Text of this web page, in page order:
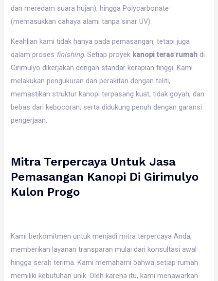
dan meredam suara hujan), hingga Polycarbonate
(memasukkan cahaya alami tanpa sinar UV).
Keahlian kami tidak hanya pada pemasangan, tetapi juga
dalam proses finishing. Setiap proyek kanopi teras rumah di
Girimulyo dikerjakan dengan standar kerapian tinggi. Kami
melakukan pengukuran dan perakitan dengan teliti,
memastikan struktur kanopi terpasang kuat, tidak goyah, dan
bebas dari kebocoran, serta didukung penuh dengan garansi
pengerjaan.
Mitra Terpercaya Untuk Jasa
Pemasangan Kanopi Di Girimulyo
Kulon Progo
Kami berkomitmen untuk menjadi mitra terpercaya Anda,
memberikan layanan transparan mulai dari konsultasi awal
hingga serah terima. Kami memahami bahwa setiap rumah
memiliki kebutuhan unik. Oleh karena itu, kami menawarkan